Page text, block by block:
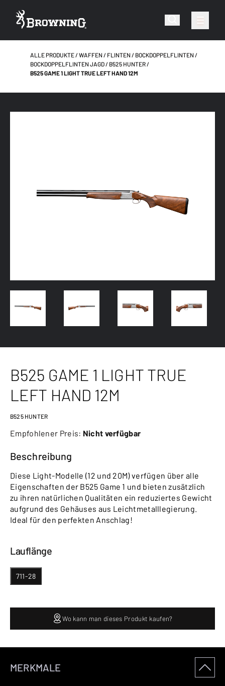
ALLE PRODUKTE WAFFEN FLINTEN
BOCKDOPPELFLINTEN
BOCKDOPPELFLINTEN JAGD
B525 HUNTER
B525 GAME 1 LIGHT TRUE LEFT HAND 12M
B525 GAME 1 LIGHT TRUE
LEFT HAND 12M
B525 HUNTER
Empfohlener Preis: Nicht verfügbar
Beschreibung
Diese Light-Modelle (12 und 20M) verfügen über alle
Eigenschaften der B525 Game 1 und bieten zusätzlich
zu ihren natürlichen Qualitäten ein reduziertes Gewicht
aufgrund des Gehäuses aus Leichtmetalllegierung.
Ideal für den perfekten Anschlag!
Lauflänge
711-28
Wo kann man dieses Produkt kaufen?
MERKMALE